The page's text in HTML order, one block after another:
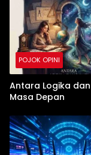
POJOK OPINI
Antara Logika
Masa Depan